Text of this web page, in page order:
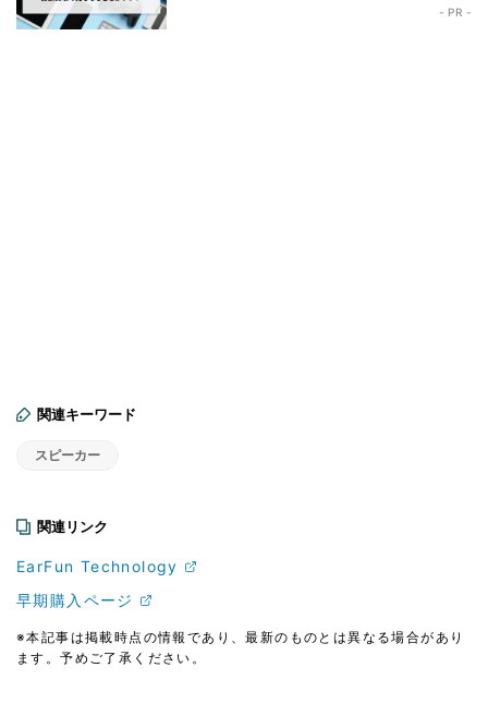
- PR -
関連キーワード
スピーカー
関連リンク
EarFun Technology
早期購入ページ
※本記事は掲載時点の情報であり、最新のものとは異なる場合があり
ます。予めご了承ください。